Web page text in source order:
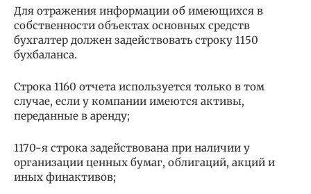
Для отражения информации об имеющихся в
собственности объектах основных средств
бухгалтер должен задействовать строку 1150
бухбаланса.
Строка 1160 отчета используется только в том
случае, если у компании имеются активы,
переданные в аренду;
1170-я строка задействована при наличии у
организации ценных бумаг, облигаций, акций и
иных финактивов;